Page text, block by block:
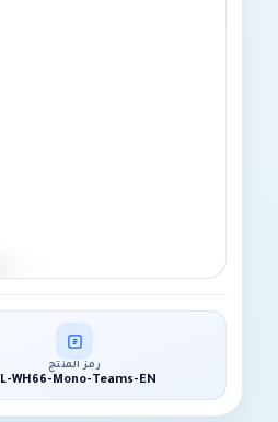
رمز المنتج
WH66-Mono-Teams-EN